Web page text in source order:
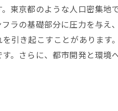
す経済的損失の試算
メージダウンの懸念
活に及ぼす影響
リスクとその対応策
東京都のような人口密集
ラの基礎部分に圧力を与
引き起こすことがありま
。さらに、都市開発と環